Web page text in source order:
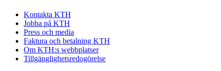
Kontakta KTH
Jobba på KTH
Press och media
Faktura och betalning KTH
Om KTH:s webbplatser
Tillgänglighetsredogörelse